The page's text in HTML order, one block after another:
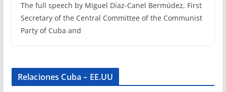
The full speech by Miguel Díaz-Canel Bermúdez, First
Secretary of the Central Committee of the Communist
Party of Cuba and
Relaciones Cuba – EE.UU